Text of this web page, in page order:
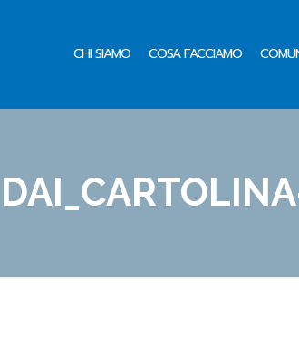
CHI SIAMO COSA FACCIAMO